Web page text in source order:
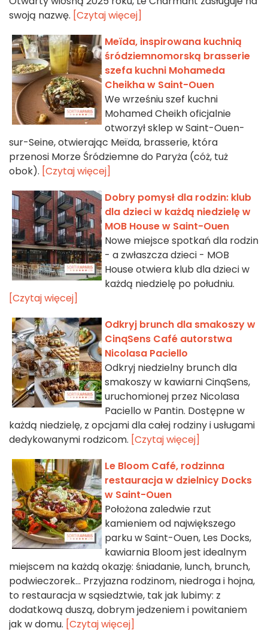
swoją nazwę. [Czytaj więcej]
Meïda, inspirowana kuchnią
śródziemnomorską brasserie
szefa kuchni Mohameda
Cheikha w Saint-Ouen
We wrześniu szef kuchni
Mohamed Cheikh oficjalnie
otworzył sklep w Saint-Ouen-
sur-Seine, otwierając Meïda, brasserie, która
przenosi Morze Śródziemne do Paryża (cóż, tuż
obok). [Czytaj więcej]
Dobry pomysł dla rodzin: klub
dla dzieci w każdą niedzielę w
MOB House w Saint-Ouen
Nowe miejsce spotkań dla rodzin
- a zwłaszcza dzieci - MOB
House otwiera klub dla dzieci w
każdą niedzielę po południu.
[Czytaj więcej]
Odkryj brunch dla smakoszy w
CinqSens Café autorstwa
Nicolasa Paciello
Odkryj niedzielny brunch dla
smakoszy w kawiarni CinqSens,
uruchomionej przez Nicolasa
Paciello w Pantin. Dostępne w
każdą niedzielę, z opcjami dla całej rodziny i usługami
dedykowanymi rodzicom. [Czytaj więcej]
Le Bloom Café, rodzinna
restauracja w dzielnicy Docks
w Saint-Ouen
Położona zaledwie rzut
kamieniem od największego
parku w Saint-Ouen, Les Docks,
kawiarnia Bloom jest idealnym
miejscem na każdą okazję: śniadanie, lunch, brunch,
podwieczorek... Przyjazna rodzinom, niedroga i hojna,
to restauracja w sąsiedztwie, tak jak lubimy: z
dodatkową duszą, dobrym jedzeniem i powitaniem
jak w domu. [Czytaj więcej]